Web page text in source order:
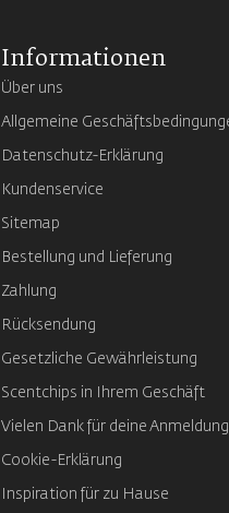
Informationen
Über uns
Allgemeine
Datenschutz-Erklärung
Kundenservice
Sitemap
Bestellung und Lieferung
Zahlung
Rücksendung
Gesetzliche Gewährleistung
Scentchips in Ihrem Geschäft
Vielen Dank für deine Anmeldung
Cookie-Erklärung
Inspiration für zu Hause